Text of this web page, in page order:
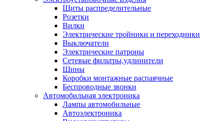
Щиты распределительные
Розетки
Вилки
Электрические тройники и переходники
Выключатели
Электрические патроны
Сетевые фильтры,удлинители
Шины
Коробки монтажные распаячные
Беспроводные звонки
Автомобильная электроника
Лампы автомобильные
Автоэлектроника